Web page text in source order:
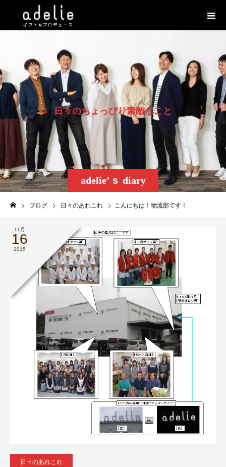
adelie’ｓ diary
日々のちょ っぴり素敵なこ と
ブログ 日々のあれこれ こんにちは！物流部です！
11月
16
2015
日々のあれこれ